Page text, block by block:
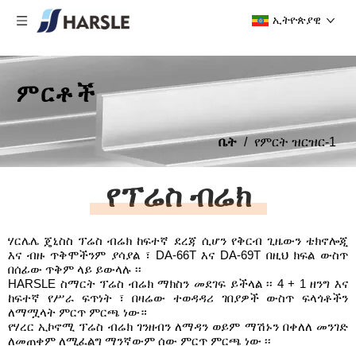
ኢትዮጵያዊ
ምርቶች
ቤት / የምርት ዝርዝር-1
የፕሬስ ብሬክ
ሃርሌሌ ጄኒስስ ፕሬስ ብሬክ ከፍተኛ ደረጃ ሲሆን የቅርብ ጊዜውን ቴክኖሎጂ
እና ብዙ ጥቅሞችንም ያሳያል ፣ DA-66T እና DA-69T በዚህ ክፍል ውስጥ
በሰፊው ጥቅም ላይ ይውላሉ ፡፡
HARSLE ስማርት ፕሬስ ብሬክ ማክስን መደገፍ ይችላል ፡፡ 4 + 1 ዘንግ እና
ከፍተኛ የሥራ ፍጥነት ፣ በዛሬው ተወዳዳሪ ገበያዎች ውስጥ ፍላጎቶችን
ለማሟላት ምርጥ ምርጫ ነው።
የሃረር ኢኮኖሚ ፕሬስ ብሬክ ገንዘብን ለማዳን ወይም ማሽኑን በቀለለ መንገድ
ለመጠቀም ለሚፈልግ ማንኛውም ሰው ምርጥ ምርጫ ነው ፡፡